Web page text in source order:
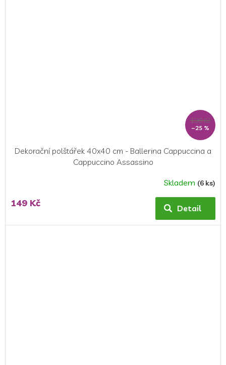
199 Kč
–25 %
Dekorační polštářek 40x40 cm - Ballerina Cappuccina a
Cappuccino Assassino
Skladem (6 ks)
149 Kč Detail